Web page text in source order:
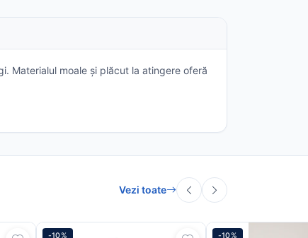
Materialul moale și plăcut la atingere oferă
Vezi toate
-10%
-10%